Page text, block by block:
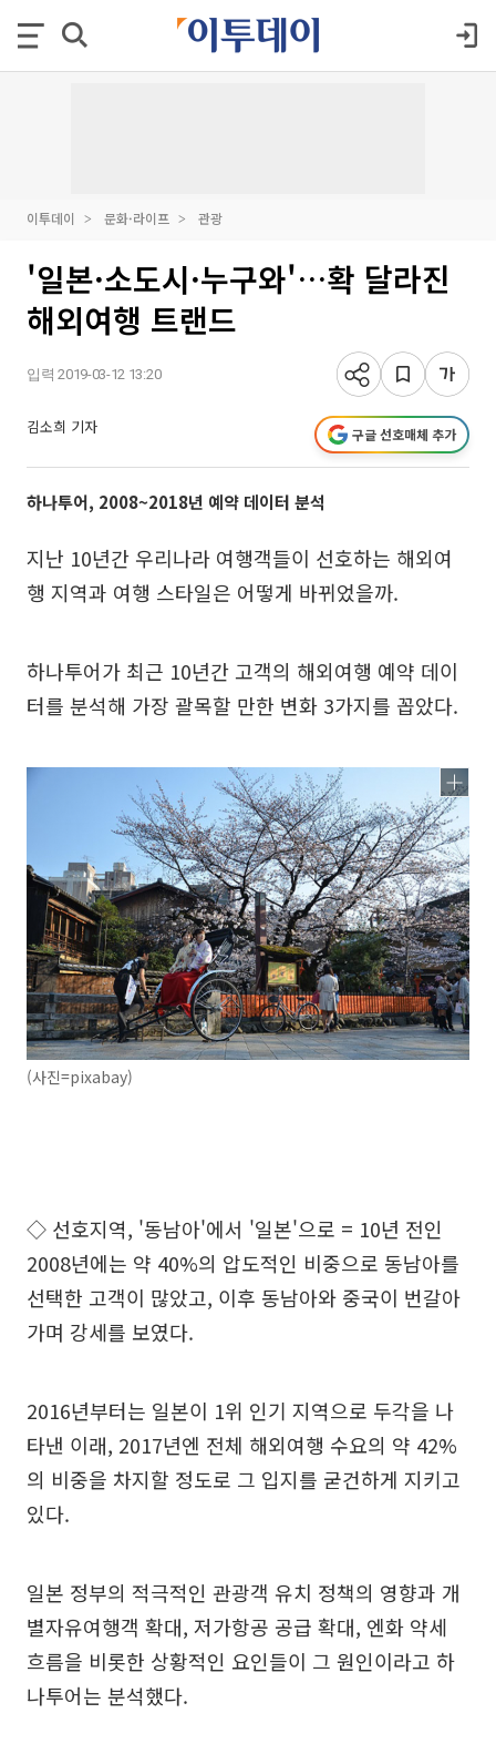
이투데이 문화·라이프 관광
'일본·소도시·누구와'…확 달라진
해외여행 트랜드
입력 2019-03-12 13:20
김소희 기자 구글 선호매체 추가
하나투어, 2008~2018년 예약 데이터 분석
지난 10년간 우리나라 여행객들이 선호하는 해외여
행 지역과 여행 스타일은 어떻게 바뀌었을까.
하나투어가 최근 10년간 고객의 해외여행 예약 데이
터를 분석해 가장 괄목할 만한 변화 3가지를 꼽았다.
(사진=pixabay)
◇ 선호지역, '동남아'에서 '일본'으로 = 10년 전인
2008년에는 약 40%의 압도적인 비중으로 동남아를
선택한 고객이 많았고, 이후 동남아와 중국이 번갈아
가며 강세를 보였다.
2016년부터는 일본이 1위 인기 지역으로 두각을 나
타낸 이래, 2017년엔 전체 해외여행 수요의 약 42%
의 비중을 차지할 정도로 그 입지를 굳건하게 지키고
있다.
일본 정부의 적극적인 관광객 유치 정책의 영향과 개
별자유여행객 확대, 저가항공 공급 확대, 엔화 약세
흐름을 비롯한 상황적인 요인들이 그 원인이라고 하
나투어는 분석했다.